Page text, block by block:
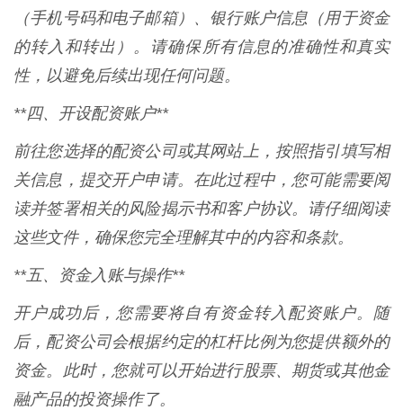
（手机号码和电子邮箱）、银行账户信息（用于资金
的转入和转出）。请确保所有信息的准确性和真实
性，以避免后续出现任何问题。
**四、开设配资账户**
前往您选择的配资公司或其网站上，按照指引填写相
关信息，提交开户申请。在此过程中，您可能需要阅
读并签署相关的风险揭示书和客户协议。请仔细阅读
这些文件，确保您完全理解其中的内容和条款。
**五、资金入账与操作**
开户成功后，您需要将自有资金转入配资账户。随
后，配资公司会根据约定的杠杆比例为您提供额外的
资金。此时，您就可以开始进行股票、期货或其他金
融产品的投资操作了。